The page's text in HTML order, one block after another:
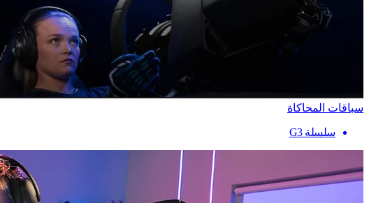
سباقات المحاكاة
سلسلة G3